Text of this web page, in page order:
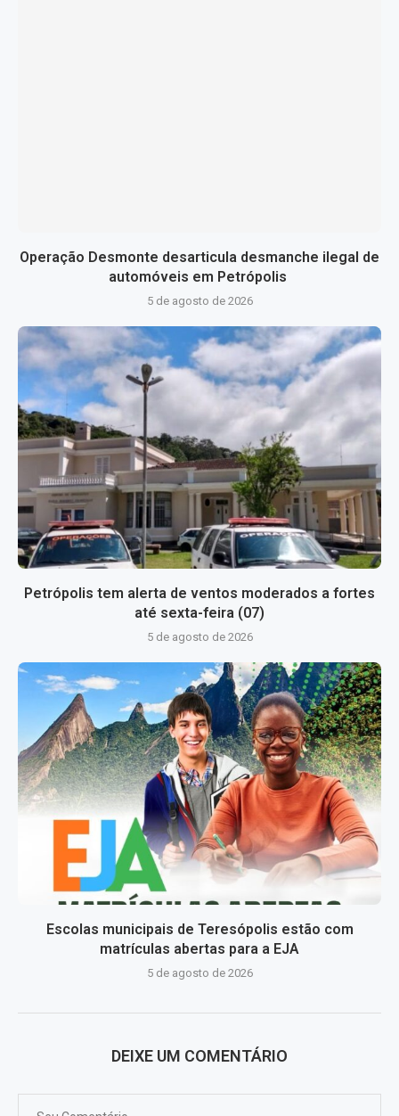
Operação Desmonte desarticula desmanche ilegal de
automóveis em Petrópolis
5 de agosto de 2026
Petrópolis tem alerta de ventos moderados a fortes
até sexta-feira (07)
5 de agosto de 2026
Escolas municipais de Teresópolis estão com
matrículas abertas para a EJA
5 de agosto de 2026
DEIXE UM COMENTÁRIO